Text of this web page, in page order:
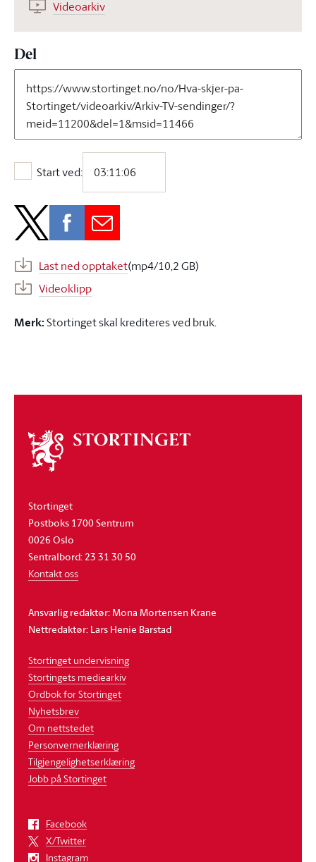
Videoarkiv
Del
Start ved:
Start ved:
Last ned opptaket(mp4/10,2 GB)
Videoklipp
Merk:Stortinget skal krediteres ved bruk.
Om
stortinget
Stortinget
Postboks 1700 Sentrum
0026 Oslo
Sentralbord: 23 31 30 50
Kontakt oss
Ansvarlig redaktør: Mona Mortensen Krane
Nettredaktør: Lars Henie Barstad
Stortinget undervisning
Stortingets mediearkiv
Ordbok for Stortinget
Nyhetsbrev
Om nettstedet
Personvernerklæring
Tilgjengelighetserklæring
Jobb på Stortinget
Facebook
X/Twitter
Instagram